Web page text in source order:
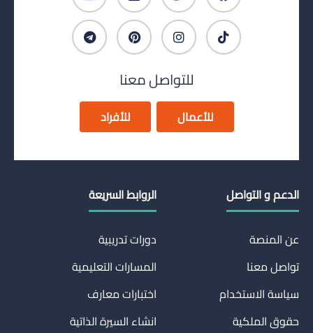
للتواصل معنا
للأعمال للأفراد
الدعم و التواصل
عن المنصة
تواصل معنا
سياسة الاستخدام
حقوق الملكية
الروابط السريعة
دورات تدريبية
المسارات التعليمية
اختبارات معارف
انشاء السيرة الذاتية